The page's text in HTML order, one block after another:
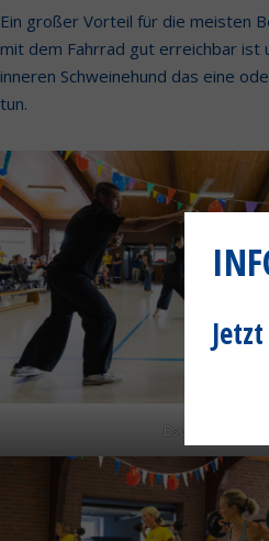
Ein großer Vorteil für die meisten
mit dem Fahrrad gut erreichbar ist
inneren Schweinehund das eine
tun.
Escrima